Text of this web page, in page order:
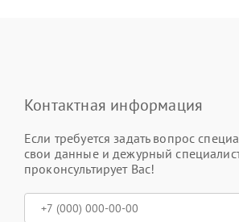
Контактная информация
Если требуется задать вопрос
свои данные и дежурный
проконсультирует Вас!